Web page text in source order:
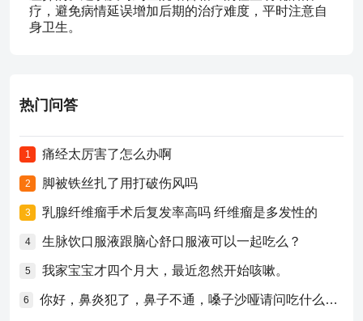
疗，避免病情延误增加后期的治疗难度，平时注意自
身卫生。
热门问答
1 痛经太厉害了怎么办啊
2 脚被铁丝扎了用打破伤风吗
3 乳腺纤维瘤手术后复发率高吗 纤维瘤是多发性的
4 生脉饮口服液跟脑心舒口服液可以一起吃么？
5 我家宝宝才四个月大，最近忽然开始咳嗽。
6 你好，鼻炎犯了，鼻子不通，嗓子沙哑请问吃什么药比较好？